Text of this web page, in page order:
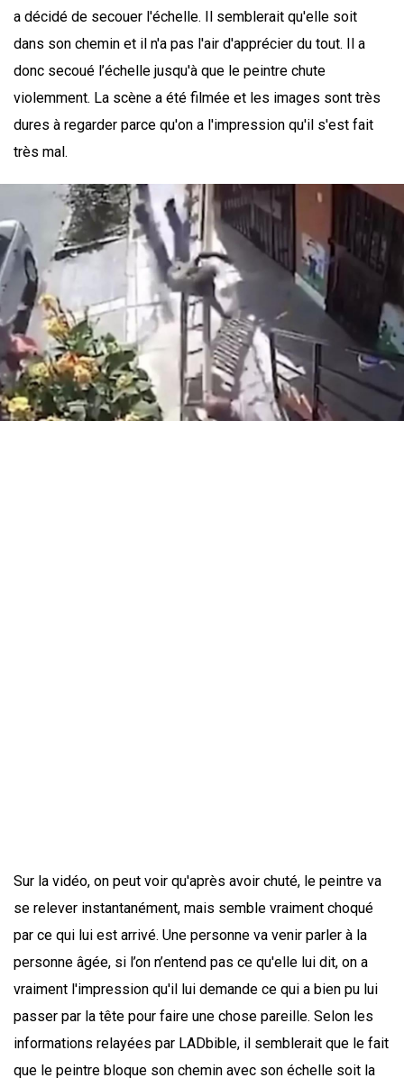
a décidé de secouer l'échelle. Il semblerait qu'elle soit
dans son chemin et il n'a pas l'air d'apprécier du tout. Il a
donc secoué l’échelle jusqu'à que le peintre chute
violemment. La scène a été filmée et les images sont très
dures à regarder parce qu'on a l'impression qu'il s'est fait
très mal.
Sur la vidéo, on peut voir qu'après avoir chuté, le peintre va
se relever instantanément, mais semble vraiment choqué
par ce qui lui est arrivé. Une personne va venir parler à la
personne âgée, si l’on n’entend pas ce qu'elle lui dit, on a
vraiment l'impression qu'il lui demande ce qui a bien pu lui
passer par la tête pour faire une chose pareille. Selon les
informations relayées par LADbible, il semblerait que le fait
que le peintre bloque son chemin avec son échelle soit la